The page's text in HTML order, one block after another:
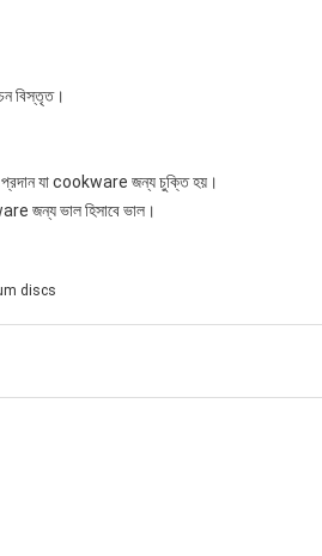
বিস্তৃত।
প্রদান যা cookware জন্য চুক্তি হয়।
জন্য ভাল হিসাবে ভাল।
discs